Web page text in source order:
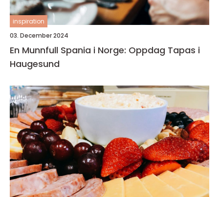
inspiration
03. December 2024
En Munnfull Spania i Norge: Oppdag Tapas i
Haugesund